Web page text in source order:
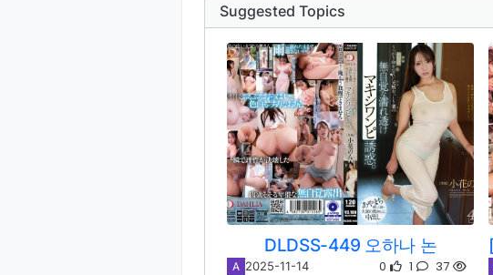
Suggested Topics
DLDSS-449 오하나 논
A 2025-11-14 0 1 37